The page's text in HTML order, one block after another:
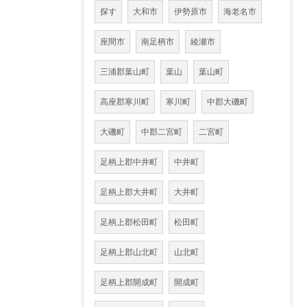
探す 大和市 伊勢原市 海老名市
座間市 南足柄市 綾瀬市
三浦郡葉山町 葉山 葉山町
高座郡寒川町 寒川町 中郡大磯町
大磯町 中郡二宮町 二宮町
足柄上郡中井町 中井町
足柄上郡大井町 大井町
足柄上郡松田町 松田町
足柄上郡山北町 山北町
足柄上郡開成町 開成町